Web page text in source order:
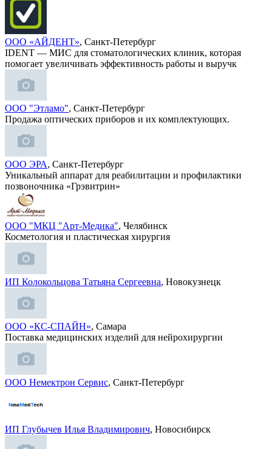
ООО «АЙДЕНТ», Санкт-Петербург
IDENT — МИС для стоматологических клиник, которая
помогает увеличивать эффективность работы и выручк
ООО "Этламо", Санкт-Петербург
Продажа оптических приборов и их комплектующих.
ООО ЭРА, Санкт-Петербург
Уникальный аппарат для реабилитации и профилактики
позвоночника «Грэвитрин»
ООО "МКЦ "Арт-Медика", Челябинск
Косметология и пластическая хирургия
ИП Колокольцова Татьяна Сергеевна, Новокузнецк
ООО «КС-СПАЙН», Самара
Поставка медицинских изделий для нейрохирургии
ООО Немектрон Сервис, Санкт-Петербург
ИП Глубычев Илья Владимирович, Новосибирск